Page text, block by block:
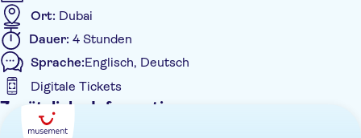
Anschließend schlendern Sie durch den Souk, bevor Sie den
Tag im Wafi Gourmet ausklingen lassen, der Heimat von Dubais
viralem Schokoladen-Erlebnis. Ein Highlight für Besucher: Hier
können Sie sich mit reichhaltigen, handwerklich hergestellten
Schokoladen verwöhnen lassen, die die luxuriöse Essenz Dubais
widerspiegeln. Dazu gibt es leichte Snacks und Getränke – der
ultimative süße Abschluss Ihres modernen Dubai-Abenteuers.
Ort: Dubai
Dauer: 4 Stunden
Sprache:Englisch, Deutsch
Digitale Tickets
Zusätzliche Informationen
Sofortbestätigung